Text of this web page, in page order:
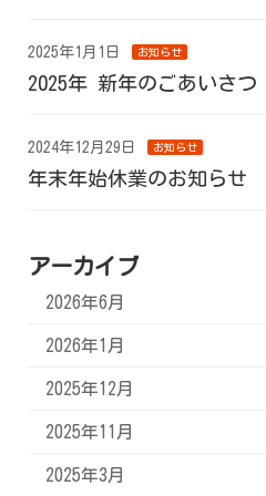
2025年1月1日 お知らせ
2025年 新年のごあいさつ
2024年12月29日 お知らせ
年末年始休業のお知らせ
アーカイブ
2026年6月
2026年1月
2025年12月
2025年11月
2025年3月